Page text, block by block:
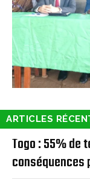
ARTICLES
Togo : 55% de
conséquences